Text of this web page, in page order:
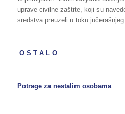
uprave civilne zaštite, koji su
sredstva preuzeli u toku jučerašnjeg
O S T A L O
Potrage za nestalim osobama